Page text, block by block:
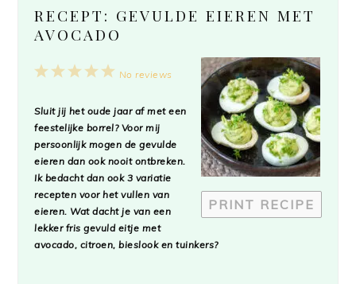
RECEPT: GEVULDE EIEREN MET
AVOCADO
PRINT RECIPE
5
4
3
2
1
No reviews
Sluit jij het oude jaar af met een
feestelijke borrel? Voor mij
persoonlijk mogen de gevulde
eieren dan ook nooit ontbreken.
Ik bedacht dan ook 3 variatie
recepten voor het vullen van
eieren. Wat dacht je van een
lekker fris gevuld eitje met
avocado, citroen, bieslook en tuinkers?